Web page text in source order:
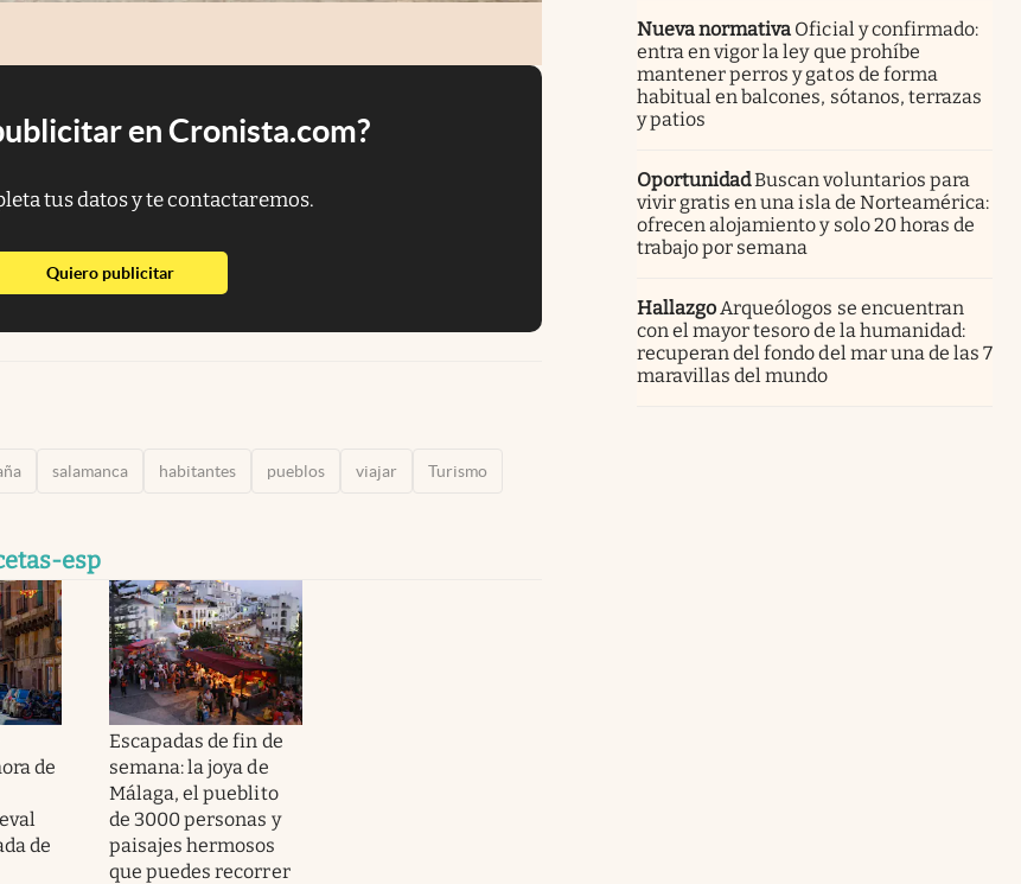
en Cronista.com?
tus datos y te contactaremos.
Quiero publicitarabre en nueva pestaña
salamanca habitantes pueblos viajar Turismo
esp
de
de
Escapadas de fin de
semana: la joya de
Málaga, el pueblito
de 3000 personas y
paisajes hermosos
que puedes recorrer
Nueva normativa Oficial y confirmado:
entra en vigor la ley que prohíbe
mantener perros y gatos de forma
habitual en balcones, sótanos, terrazas
y patios
OportunidadBuscan voluntarios para
vivir gratis en una isla de Norteamérica:
ofrecen alojamiento y solo 20 horas de
trabajo por semana
HallazgoArqueólogos se encuentran
con el mayor tesoro de la humanidad:
recuperan del fondo del mar una de las 7
maravillas del mundo